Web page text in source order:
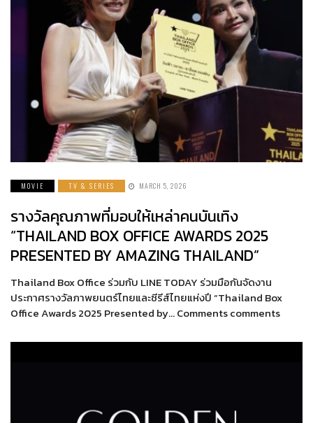
MOVIE TV & SERIES MARCH 5, 2026
รางวัลคุณภาพที่มอบให้เหล่าคนบันเทิง
“THAILAND BOX OFFICE AWARDS 2025
PRESENTED BY AMAZING THAILAND”
Thailand Box Office ร่วมกับ LINE TODAY ร่วมมือกันจัดงาน
ประกาศรางวัลภาพยนตร์ไทยและซีรีส์ไทยแห่งปี “Thailand Box
Office Awards 2025 Presented by… Comments comments